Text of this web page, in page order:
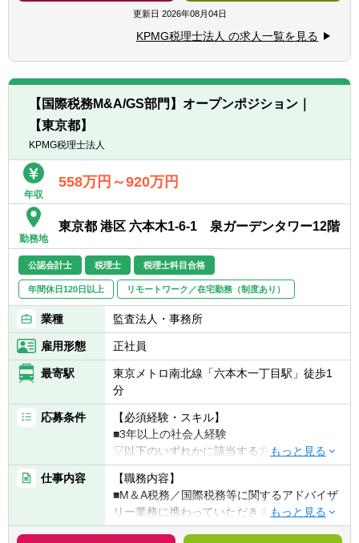
※必須ではありません。現在の英語力や希望
に沿った業務に対応いただきます。
(税務デューデリジェンス等)
■事業再編に係る税務ストラクチャリング
■税務申告業務及び税務申告から派生する税
務アドバイス業務
※ポジションに応じて、国内M&A税務や国内
税務アドバイス業務、及び申告業務に従事。
※リモートワーク中心。週に1～2回程度の出
社を推奨。
更新日 2026年08月04日
KPMG税理士法人 の求人一覧を見る
【国際税務M&A/GS部門】オープンポジション｜
【東京都】
KPMG税理士法人
年収
558万円～920万円
勤務地
東京都 港区 六本木1-6-1 泉ガーデンタワー12階
公認会計士 税理士 税理士科目合格
年間休日120日以上 リモートワーク／在宅勤務（制度あり）
業種 監査法人・事務所
雇用形態 正社員
最寄駅
東京メトロ南北線「六本木一丁目駅」徒歩1
分
応募条件
【必須経験・スキル】
■3年以上の社会人経験
▽以下のいずれかに該当する方
■税理士又は税理士科目合格者(合格科目・科
目数は不問)
■公認会計士又は米国公認会計士(又はそれに
準ずる資格)
■事業会社での税務／経理業務
仕事内容
【職務内容】
■M＆A税務／国際税務等に関するアドバイザ
リー業務に携わっていただきます。